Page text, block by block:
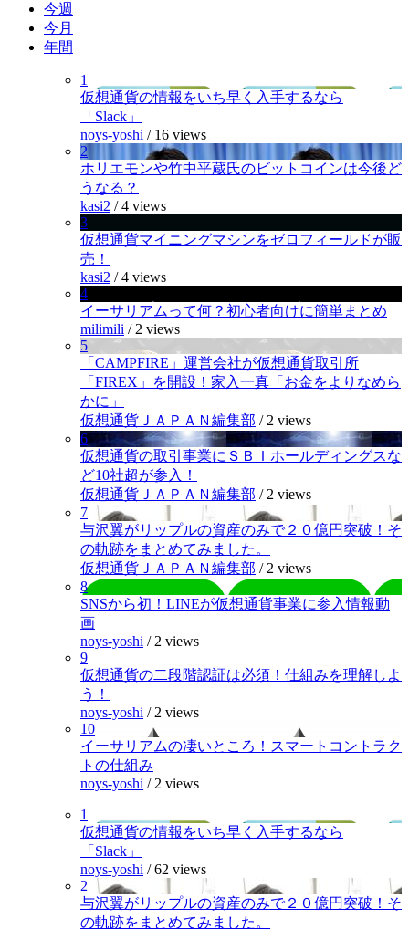
今週
今月
年間
1
仮想通貨の情報をいち早く入手するなら
「Slack」
noys-yoshi / 16 views
2
ホリエモンや竹中平蔵氏のビットコインは今後ど
うなる？
kasi2 /4 views
3
仮想通貨マイニングマシンをゼロフィールドが販
売！
kasi2 /4 views
4
イーサリアムって何？初心者向けに簡単まとめ
milimili / 2 views
5
「CAMPFIRE」運営会社が仮想通貨取引所
「FIREX」を開設！家入一真「お金をよりなめら
かに」
仮想通貨ＪＡＰＡＮ編集部 / 2 views
6
仮想通貨の取引事業にＳＢＩホールディングスな
ど10社超が参入！
仮想通貨ＪＡＰＡＮ編集部 / 2 views
7
与沢翼がリップルの資産のみで２０億円突破！そ
の軌跡をまとめてみました。
仮想通貨ＪＡＰＡＮ編集部 / 2 views
8
SNSから初！LINEが仮想通貨事業に参入情報動
画
noys-yoshi / 2 views
9
仮想通貨の二段階認証は必須！仕組みを理解しよ
う！
noys-yoshi / 2 views
10
イーサリアムの凄いところ！スマートコントラク
トの仕組み
noys-yoshi / 2 views
1
仮想通貨の情報をいち早く入手するなら
「Slack」
noys-yoshi /62 views
2
与沢翼がリップルの資産のみで２０億円突破！そ
の軌跡をまとめてみました。